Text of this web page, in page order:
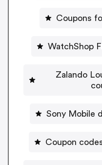
Coupons
WatchShop
Zalando
Sony Mobile
Coupon